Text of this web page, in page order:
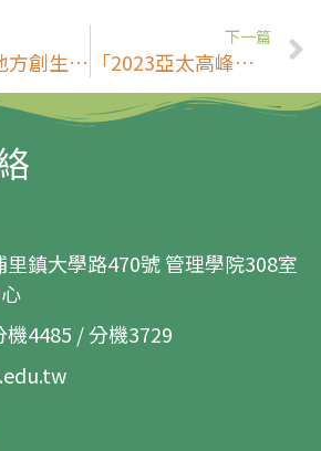
咖啡遇上地方創生！暨大學生揭秘咖啡與地方創新之旅
下一篇
「2023亞太高峰論壇暨全國民宿聯合會」在馬祖盛大登場 (經濟日報)
鎮大學路470號 管理學院308室
4485 / 分機3729